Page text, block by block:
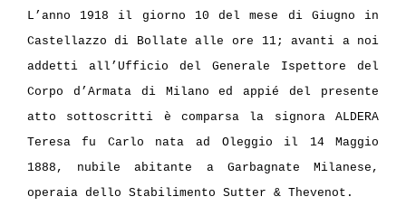
L’anno 1918 il giorno 10 del mese di Giugno in
Castellazzo di Bollate alle ore 11; avanti a noi
addetti all’Ufficio del Generale Ispettore del
Corpo d’Armata di Milano ed appié del presente
atto sottoscritti è comparsa la signora ALDERA
Teresa fu Carlo nata ad Oleggio il 14 Maggio
1888, nubile abitante a Garbagnate Milanese,
operaia dello Stabilimento Sutter & Thevenot.